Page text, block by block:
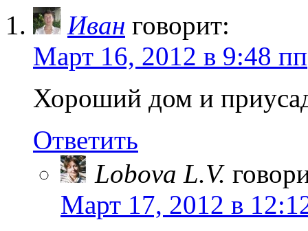
Иван говорит:
Март 16, 2012 в 9:48 пп
Хороший дом и
Ответить
Lobova L.V.
Март 17, 2012 в